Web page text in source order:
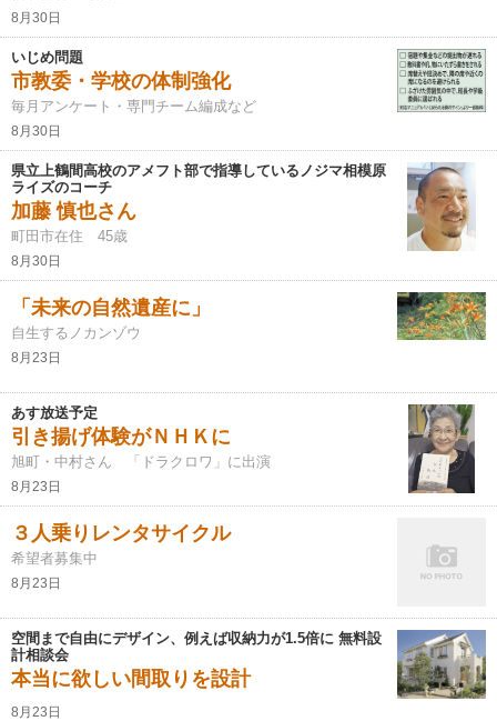
8月30日
いじめ問題
市教委・学校の体制強化
毎月アンケート・専門チーム編成など
8月30日
県立上鶴間高校のアメフト部で指導しているノジマ相模原
ライズのコーチ
加藤 慎也さん
町田市在住 45歳
8月30日
「未来の自然遺産に」
自生するノカンゾウ
8月23日
あす放送予定
引き揚げ体験がＮＨＫに
旭町・中村さん 「ドラクロワ」に出演
8月23日
３人乗りレンタサイクル
希望者募集中
8月23日
空間まで自由にデザイン、例えば収納力が1.5倍に 無料設
計相談会
本当に欲しい間取りを設計
8月23日